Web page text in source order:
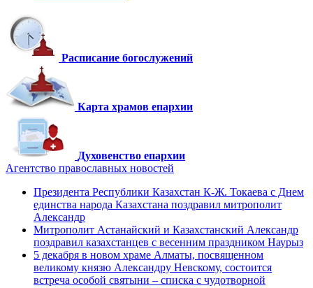
Расписание богослужений
Карта храмов епархии
Духовенство епархии
Агентство православных новостей
Президента Республики Казахстан К-Ж. Токаева с Днем
единства народа Казахстана поздравил митрополит
Александр
Митрополит Астанайский и Казахстанский Александр
поздравил казахстанцев с весенним праздником Наурыз
5 декабря в новом храме Алматы, посвященном
великому князю Александру Невскому, состоится
встреча особой святыни – списка с чудотворной